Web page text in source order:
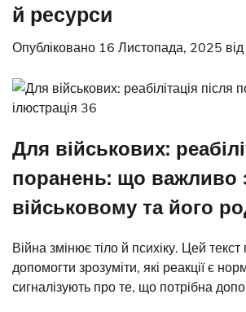
й ресурси
Опубліковано 16 Листопада, 2025 від
Для військових:
поранень: що важливо
військовому та його
Війна змінює тіло й психіку. Цей
допомогти зрозуміти, які реакції є
сигналізують про те, що потрібна